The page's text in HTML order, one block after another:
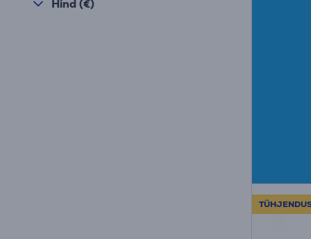
Hind (€)